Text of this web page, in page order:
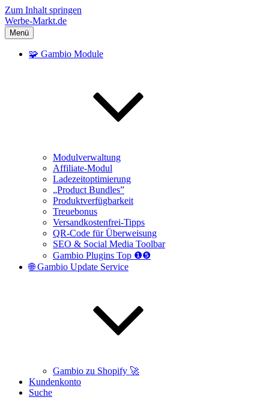
Zum Inhalt springen
Werbe-Markt.de
Menü
🧩 Gambio Module
Modulverwaltung
Affiliate-Modul
Ladezeitoptimierung
„Product Bundles”
Produktverfügbarkeit
Treuebonus
Versandkostenfrei-Tipps
QR-Code für Überweisung
SEO & Social Media Toolbar
Gambio Plugins Top ❶❺
🌐 Gambio Update Service
Gambio zu Shopify 🚀
Kundenkonto
Suche